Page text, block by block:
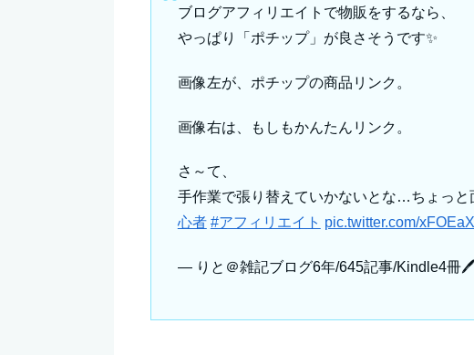
ブログアフィリエイトで物販をするなら、
やっぱり「ポチップ」が良さそうです✨
画像左が、ポチップの商品リンク。
画像右は、もしもかんたんリンク。
さ～て、
手作業で張り替えていかないとな…ちょっと
心者 #アフィリエイト pic.twitter.com/
— りと＠雑記ブログ6年/645記事/Kindle4冊